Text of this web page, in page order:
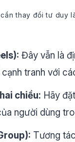
thay đổi tư duy
Đây vẫn là
tranh với
chiều: Hãy
người dùng
Tương